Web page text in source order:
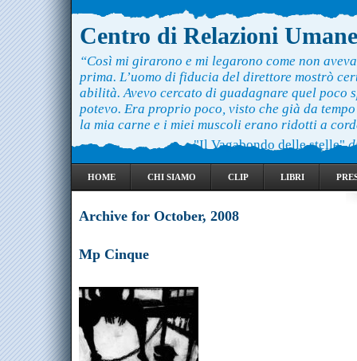
Centro di Relazioni Umane
“Così mi girarono e mi legarono come non
prima. L’uomo di fiducia del direttore mostrò
abilità. Avevo cercato di guadagnare quel poco
potevo. Era proprio poco, visto che già da
la mia carne e i miei muscoli erano ridotti a
"Il Vagabondo delle stelle"
HOME CHI SIAMO CLIP LIBRI
Archive for October, 2008
Mp Cinque